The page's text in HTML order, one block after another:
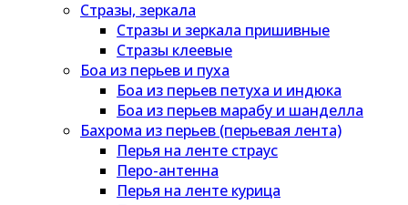
Стразы, зеркала
Стразы и зеркала пришивные
Стразы клеевые
Боа из перьев и пуха
Боа из перьев петуха и индюка
Боа из перьев марабу и шанделла
Бахрома из перьев (перьевая лента)
Перья на ленте страус
Перо-антенна
Перья на ленте курица